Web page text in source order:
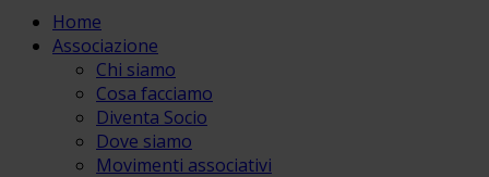
Home
Associazione
Chi siamo
Cosa facciamo
Diventa Socio
Dove siamo
Movimenti associativi